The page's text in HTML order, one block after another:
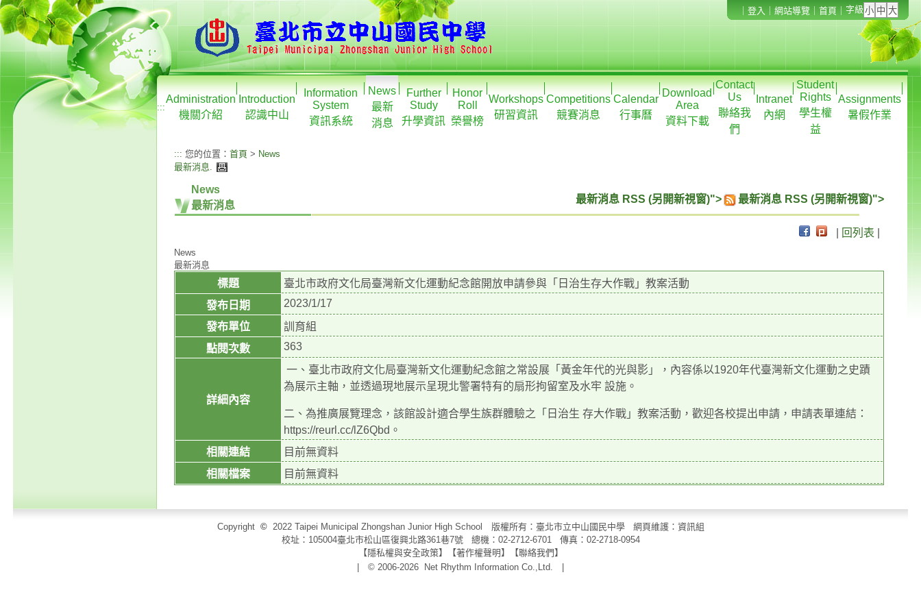
登入 網站導覽 首頁 字級
:::
Administration
機關介紹
Introduction
認識中山
Information
System
資訊系統
News
最新
消息
Further
Study
升學資訊
Honor
Roll
榮譽榜
Workshops
研習資訊
Competitions
競賽消息
Calendar
行事曆
Download
Area
資料下載
Contact
Us
聯絡我
們
Intranet
內網
Student
Rights
學生權
益
Assignments
暑假作業
::: 您的位置： 首頁 > News
最新消息.
News
最新消息
最新消息 RSS (另開新視窗)"> 最新消息 RSS (另開新視窗)">
回列表
News
最新消息
標題
臺北市政府文化局臺灣新文化運動紀念館開放申請參與「日治生存大作戰」教案活動
發布日期
2023/1/17
發布單位
訓育組
點閱次數
363
詳細內容
一、臺北市政府文化局臺灣新文化運動紀念館之常設展「黃金年代的光與影」，內容係以1920年代臺灣新文化運動之史蹟
為展示主軸，並透過現地展示呈現北警署特有的扇形拘留室及水牢 設施。
二、為推廣展覽理念，該館設計適合學生族群體驗之「日治生 存大作戰」教案活動，歡迎各校提出申請，申請表單連結：
https://reurl.cc/lZ6Qbd。
相關連結
目前無資料
相關檔案
目前無資料
Copyright © 2022 Taipei Municipal Zhongshan Junior High School 版權所有：臺北市立中山國民中學 網頁維護：資訊組
校址：105004臺北市松山區復興北路361巷7號 總機：02-2712-6701 傳真： 02-2718-0954
【隱私權與安全政策】【著作權聲明 】 【聯絡我們 】
| © 2006-2026
Net Rhythm Information Co.,Ltd.